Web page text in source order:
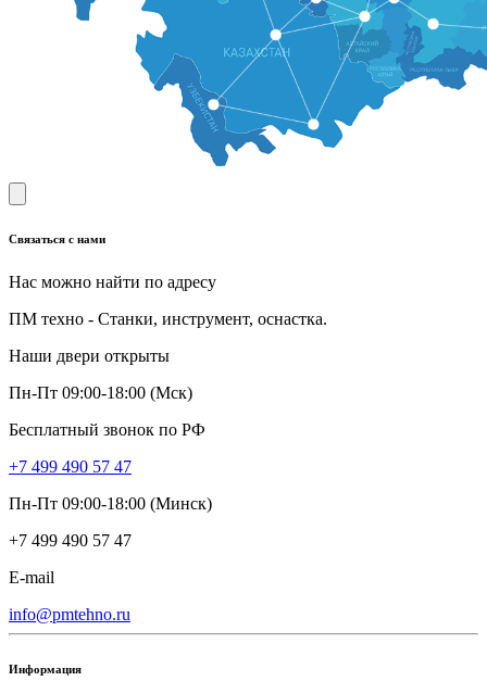
Связаться с нами
Нас можно найти по адресу
ПМ техно - Станки, инструмент, оснастка.
Наши двери открыты
Пн-Пт 09:00-18:00 (Мск)
Бесплатный звонок по РФ
+7 499 490 57 47
Пн-Пт 09:00-18:00 (Минск)
+7 499 490 57 47
E-mail
info@pmtehno.ru
Информация